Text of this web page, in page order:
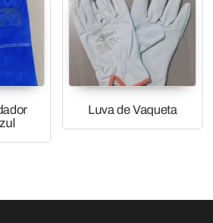
Luva de Vaqueta